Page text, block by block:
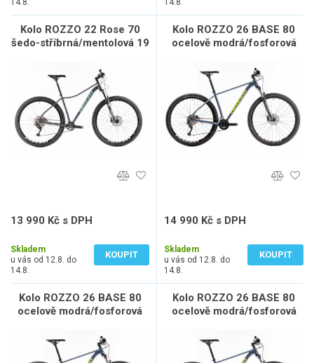
14.8. 14.8.
Kolo ROZZO 22 Rose 70
šedo-stříbrná/mentolová 19
13 990 Kč s DPH
Skladem
u vás od 12.8. do
14.8.
KOUPIT
Kolo ROZZO 26 BASE 80
ocelově modrá/fosforová
14 990 Kč s DPH
Skladem
u vás od 12.8. do
14.8.
KOUPIT
Kolo ROZZO 26 BASE 80
ocelově modrá/fosforová
Kolo ROZZO 26 BASE 80
ocelově modrá/fosforová